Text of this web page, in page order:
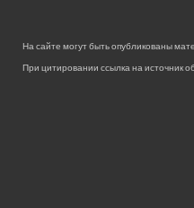
На сайте могут быть опубликованы
При цитировании ссылка на источник